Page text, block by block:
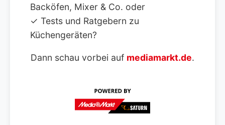
Backöfen, Mixer & Co. oder
✓ Tests und Ratgebern zu
Küchengeräten?
Dann schau vorbei auf mediamarkt.de.